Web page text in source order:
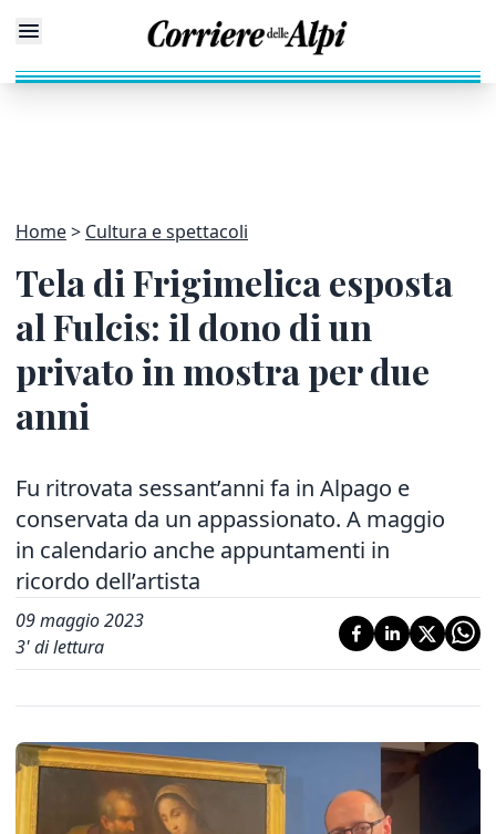
Home Cultura e spettacoli
Tela di Frigimelica esposta
al Fulcis: il dono di un
privato in mostra per due
anni
Fu ritrovata sessant’anni fa in Alpago e
conservata da un appassionato. A maggio
in calendario anche appuntamenti in
ricordo dell’artista
09 maggio 2023
3' di lettura